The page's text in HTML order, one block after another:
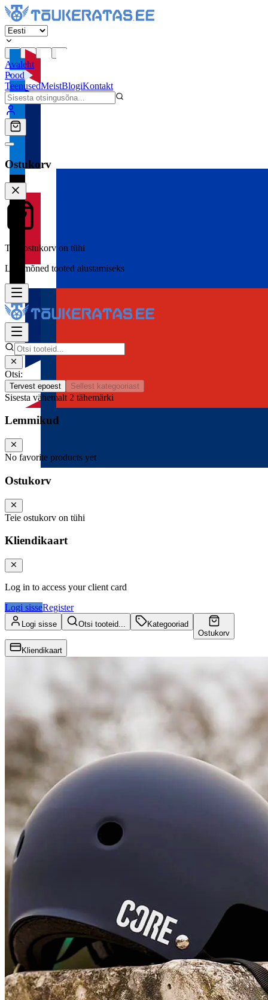
Avaleht
Pood
TeenusedMeistBlogiKontakt
Ostukorv
Teie ostukorv on tühi
Lisa mõned tooted alustamiseks
Otsi:
Tervest epoest Sellest kategooriast
Sisesta vähemalt 2 tähemärki
Lemmikud
No favorite products yet
Ostukorv
Teie ostukorv on tühi
Kliendikaart
Log in to access your client card
Logi sisseRegister
Logi sisse Otsi tooteid...
Kategooriad
Ostukorv
Kliendikaart